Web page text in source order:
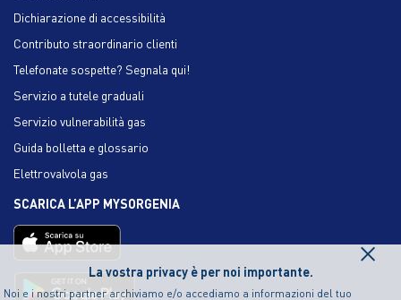
La vostra privacy è per noi importante.
Noi e i nostri partner archiviamo e/o accediamo a informazioni del tuo
×
Dichiarazione di accessibilità
Contributo straordinario clienti
Telefonate sospette? Segnala qui!
Servizio a tutele graduali
Servizio vulnerabilità gas
Guida bolletta e glossario
Elettrovalvola gas
SCARICA L’APP MYSORGENIA